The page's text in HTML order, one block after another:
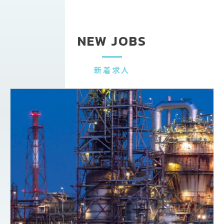
新着求人
NEW JOBS